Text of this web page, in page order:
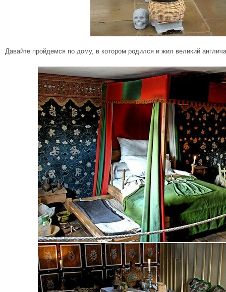
Давайте пройдемся по дому, в котором родился и жил великий